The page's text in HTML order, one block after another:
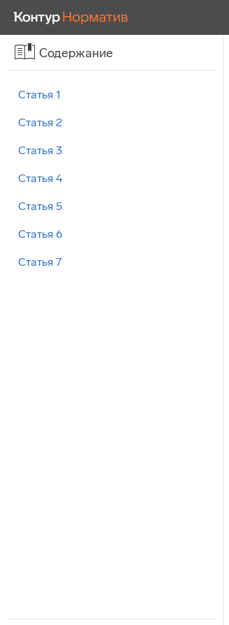
Содержание
Статья 1
Статья 2
Статья 3
Статья 4
Статья 5
Статья 6
Статья 7